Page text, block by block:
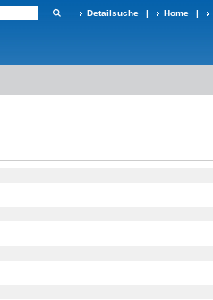
Detailsuche | Home |